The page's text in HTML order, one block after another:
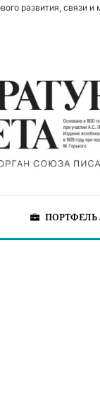
развития, связи
ПОРТФЕЛЬ